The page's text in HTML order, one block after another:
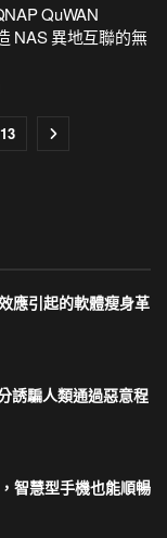
QuWAN
NAS 異地互聯的無
13
應引起的軟體瘦身革
騙人類通過惡意程
智慧型手機也能順暢